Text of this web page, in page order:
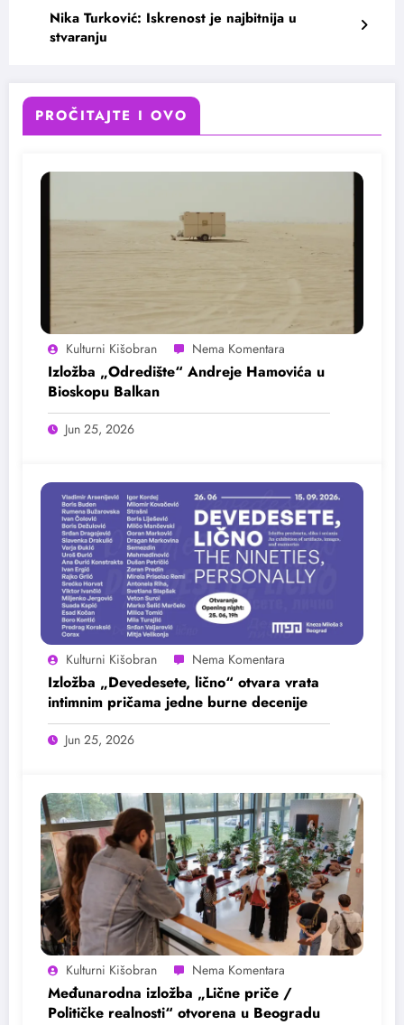
Nika Turković: Iskrenost je najbitnija u
stvaranju
PROČITAJTE I OVO
Kulturni Kišobran
Izložba „Odredište“ Andreje Hamovića u
Bioskopu Balkan
Jun 25, 2026
Kulturni Kišobran
Izložba „Devedesete, lično“ otvara vrata
intimnim pričama jedne burne decenije
Jun 25, 2026
Kulturni Kišobran
Međunarodna izložba „Lične priče /
Političke realnosti“ otvorena u Beogradu